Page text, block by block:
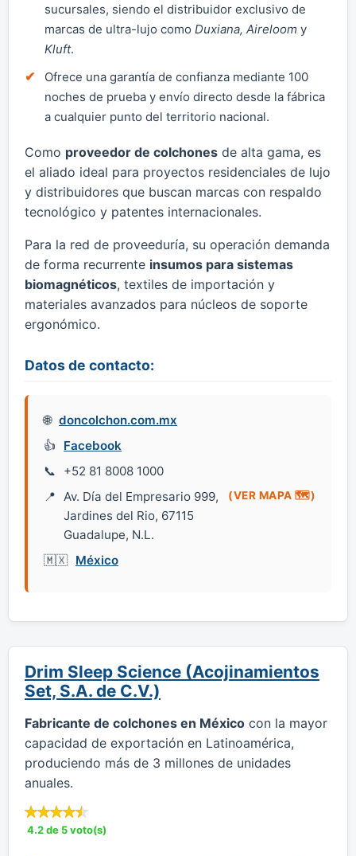
sucursales, siendo el distribuidor exclusivo de
marcas de ultra-lujo como Duxiana, Aireloom y
Kluft.
Ofrece una garantía de confianza mediante 100
noches de prueba y envío directo desde la fábrica
a cualquier punto del territorio nacional.
Como proveedor de colchones de alta gama, es
el aliado ideal para proyectos residenciales de lujo
y distribuidores que buscan marcas con respaldo
tecnológico y patentes internacionales.
Para la red de proveeduría, su operación demanda
de forma recurrente insumos para sistemas
biomagnéticos, textiles de importación y
materiales avanzados para núcleos de soporte
ergonómico.
Datos de contacto:
doncolchon.com.mx
Facebook
+52 81 8008 1000
Av. Día del Empresario 999,
Jardines del Rio, 67115
Guadalupe, N.L.
(VER MAPA 🗺️)
México
Drim Sleep Science (Acojinamientos
Set, S.A. de C.V.)
Fabricante de colchones en México con la mayor
capacidad de exportación en Latinoamérica,
produciendo más de 3 millones de unidades
anuales.
4.2 de 5 voto(s)